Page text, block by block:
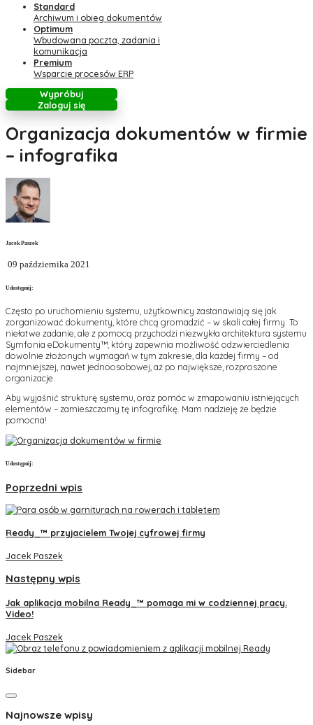
Standard
Archiwum i obieg dokumentów
Optimum
Wbudowana poczta, zadania i
komunikacja
Premium
Wsparcie procesów ERP
Wypróbuj
Zaloguj się
Organizacja dokumentów w firmie
– infografika
Jacek Paszek
09 października 2021
Udostępnij:
Często po uruchomieniu systemu, użytkownicy zastanawiają się jak
zorganizować dokumenty, które chcą gromadzić – w skali całej firmy. To
niełatwe zadanie, ale z pomocą przychodzi niezwykła architektura systemu
Symfonia eDokumenty™, który zapewnia możliwość odzwierciedlenia
dowolnie złożonych wymagań w tym zakresie, dla każdej firmy – od
najmniejszej, nawet jednoosobowej, aż po największe, rozproszone
organizacje.
Aby wyjaśnić strukturę systemu, oraz pomóc w zmapowaniu istniejących
elementów – zamieszczamy tę infografikę. Mam nadzieję że będzie
pomocna!
Udostępnij:
Poprzedni wpis
Ready_™ przyjacielem Twojej cyfrowej firmy
Jacek Paszek
Następny wpis
Jak aplikacja mobilna Ready_™ pomaga mi w codziennej pracy.
Video!
Jacek Paszek
Sidebar
Najnowsze wpisy